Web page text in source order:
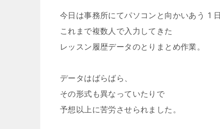
今日は事務所にてパソコンと向かいあう 1
これまで複数人で入力してきた
レッスン履歴データのとりまとめ作業。
データはばらばら、
その形式も異なっていたりで
予想以上に苦労させられました。